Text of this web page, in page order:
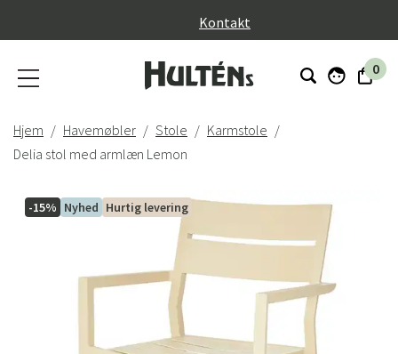
Kontakt
0
Hjem Havemøbler Stole
Karmstole
Delia stol med armlæn Lemon
-15% Nyhed Hurtig levering